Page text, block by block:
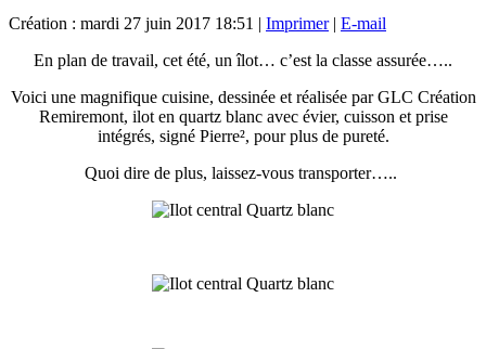
Création : mardi 27 juin 2017 18:51 | Imprimer| E-mail
En plan de travail, cet été, un îlot… c’est la classe assurée…..
Voici une magnifique cuisine, dessinée et réalisée par GLC Création
Remiremont, ilot en quartz blanc avec évier, cuisson et prise
intégrés, signé Pierre², pour plus de pureté.
Quoi dire de plus, laissez-vous transporter…..